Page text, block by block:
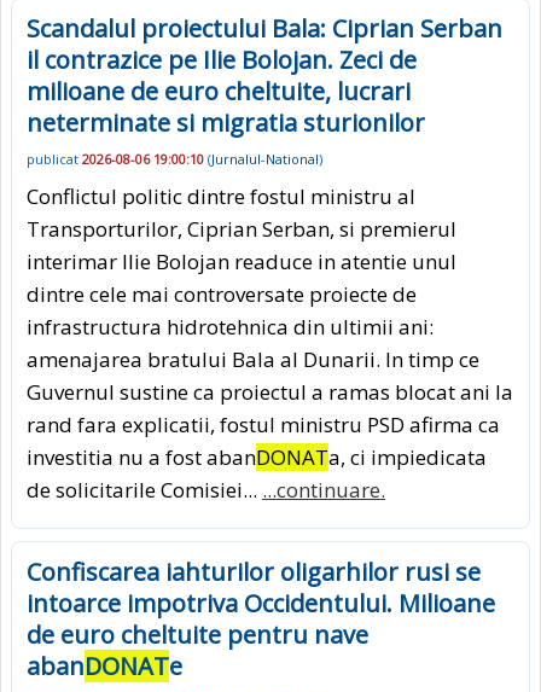
Scandalul proiectului Bala: Ciprian Serban
il contrazice pe Ilie Bolojan. Zeci de
milioane de euro cheltuite, lucrari
neterminate si migratia sturionilor
publicat 2026-08-06 19:00:10 (Jurnalul-National)
Conflictul politic dintre fostul ministru al
Transporturilor, Ciprian Serban, si premierul
interimar Ilie Bolojan readuce in atentie unul
dintre cele mai controversate proiecte de
infrastructura hidrotehnica din ultimii ani:
amenajarea bratului Bala al Dunarii. In timp ce
Guvernul sustine ca proiectul a ramas blocat ani la
rand fara explicatii, fostul ministru PSD afirma ca
investitia nu a fost abanDONATa, ci impiedicata
de solicitarile Comisiei... ...continuare.
Confiscarea iahturilor oligarhilor rusi se
intoarce impotriva Occidentului. Milioane
de euro cheltuite pentru nave
abanDONATe